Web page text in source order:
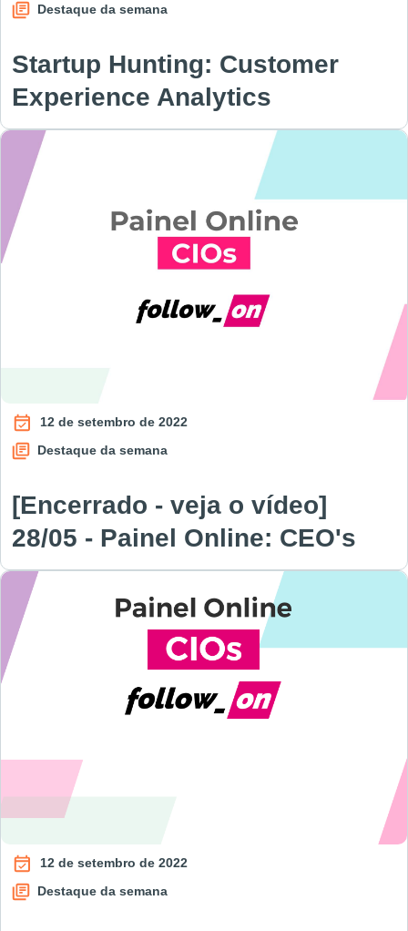
Destaque da semana
Startup Hunting: Customer
Experience Analytics
12 de setembro de 2022
Destaque da semana
[Encerrado - veja o vídeo]
28/05 - Painel Online: CEO's
12 de setembro de 2022
Destaque da semana